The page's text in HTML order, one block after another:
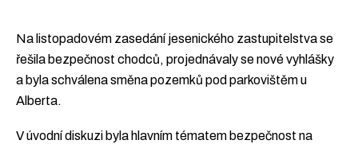
Přidejte se k Zeleným!
Podpořte nás darem
Na listopadovém zasedání jesenického zastupitelstva se
řešila bezpečnost chodců, projednávaly se nové vyhlášky
a byla schválena směna pozemků pod parkovištěm u
Alberta.
V úvodní diskuzi byla hlavním tématem bezpečnost na